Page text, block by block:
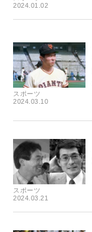
2024.01.02
スポーツ
2024.03.10
スポーツ
2024.03.21